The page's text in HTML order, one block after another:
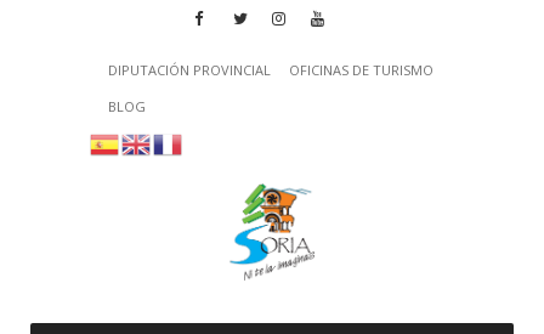
DIPUTACIÓN PROVINCIAL
OFICINAS DE TURISMO
BLOG